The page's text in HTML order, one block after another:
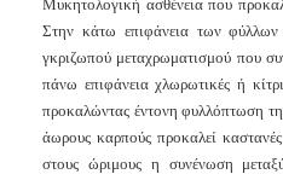
Μυκητολογική ασθένεια που
Στην κάτω επιφάνεια των φύλλων
γκριζωπού μεταχρωματισμού που
πάνω επιφάνεια χλωρωτικές ή
προκαλώντας έντονη φυλλόπτωση
άωρους καρπούς προκαλεί
στους ώριμους η συνένωση